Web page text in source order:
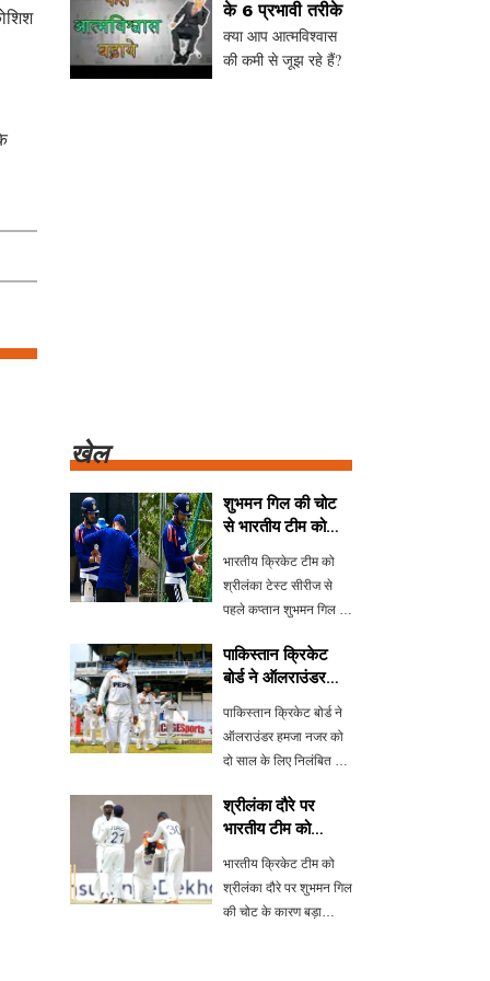
बढ़ाने के 8 प्रभावी
तरीकों पर चर्चा करेंगे,
जैसे अपनी खूबियों को
के 6 प्रभावी तरीके
क्या आप आत्मविश्वास
की कमी से जूझ रहे हैं?
खेल
शुभमन गिल की चोट
से भारतीय टीम को
बड़ा झटका, केएल
राहुल बने कप्तान
भारतीय क्रिकेट टीम को
श्रीलंका टेस्ट सीरीज से
पहले कप्तान शुभमन गिल की
लगा है। अभ्यास के दौरान
गिल की उंगली में चोट लग
गई, जिसके बाद उन्हें वॉर्म-
अप मैच से बाहर रखा गया।
केएल रा
पाकिस्तान क्रिकेट
बोर्ड ने ऑलराउंडर
हमजा नजर पर
लगाया दो साल का बैन
पाकिस्तान क्रिकेट बोर्ड ने
ऑलराउंडर हमजा नजर को
दो साल के लिए निलंबित कर
रुपये का जुर्माना लगाया है।
यह कार्रवाई वीजा आवेदन में
गलत जानकारी देने के कारण
की गई है। हमजा ने हाल
श्रीलंका दौरे पर
भारतीय टीम को
शुभमन गिल की चोट
का झटका
भारतीय क्रिकेट टीम को
श्रीलंका दौरे पर शुभमन गिल
की चोट के कारण बड़ा